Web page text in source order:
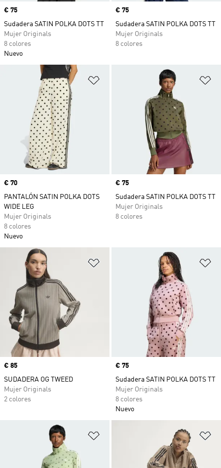
Precio
€ 75
Sudadera SATIN POLKA DOTS TT
Mujer Originals
8 colores
Nuevo
Precio
€ 75
Sudadera SATIN POLKA DOTS TT
Mujer Originals
8 colores
Añadir a la lista de deseos
Precio
€ 70
PANTALÓN SATIN POLKA DOTS
WIDE LEG
Mujer Originals
8 colores
Nuevo
Precio
€ 75
Sudadera SATIN POLKA DOTS TT
Mujer Originals
8 colores
Añadir a la lista de deseos
Precio
€ 85
SUDADERA OG TWEED
Mujer Originals
2 colores
Precio
€ 75
Sudadera SATIN POLKA DOTS TT
Mujer Originals
8 colores
Nuevo
Añadir a la lista de deseos